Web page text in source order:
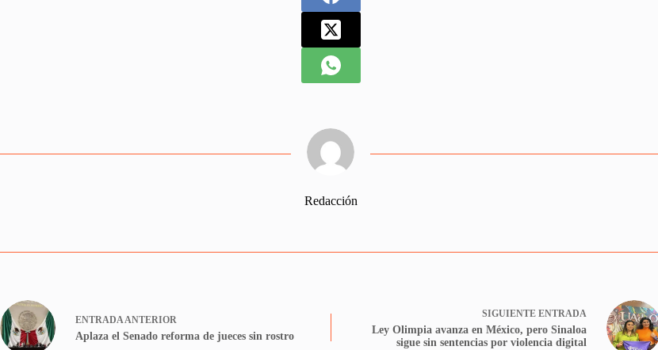
Redacción
ENTRADAANTERIOR
Aplaza el Senado reforma de jueces sin rostro
SIGUIENTE ENTRADA
Ley Olimpia avanza en México, pero Sinaloa
sigue sin sentencias por violencia digital